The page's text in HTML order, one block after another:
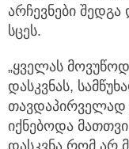
არჩევნები შედგა
სცეს.
„ყველას
დასკვნას,
თავდაპირველად
იქნებოდა
დასკვნა რომ არ